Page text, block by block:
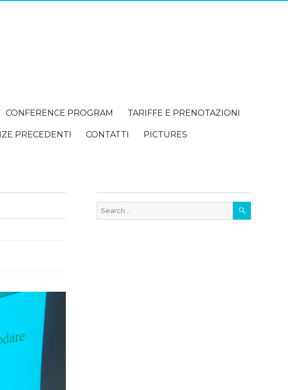
CONFERENCE PROGRAM TARIFFE E PRENOTAZIONI
PRECEDENTI CONTATTI PICTURES
Search
for:
SEARCH